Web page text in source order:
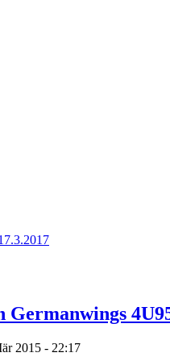
Germanwings
2015 - 22:17